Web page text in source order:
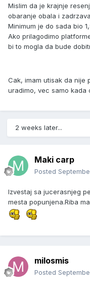
Mislim da je krajnje
obaranje obala i
Minimum je do sada bio
Ako prilagodimo
bi to mogla da bude
Cak, imam utisak da nije
uradimo, vec samo kada
2 weeks later...
Maki carp
Posted
Izvestaj sa jucerasnjeg
mesta popunjena.Riba
milosmis
Posted